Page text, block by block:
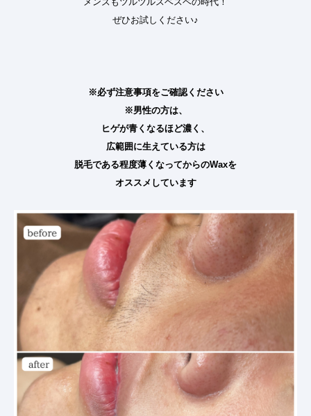
ぜひお試しください♪
※必ず注意事項をご確認ください
※男性の方は、
ヒゲが青くなるほど濃く、
広範囲に生えている方は
脱毛である程度薄くなってからのWaxを
オススメしています